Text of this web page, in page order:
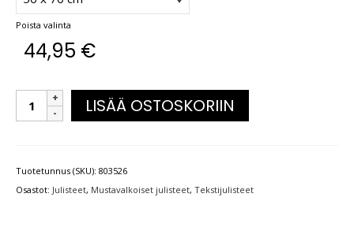
Poista valinta
44,95 €
LISÄÄ OSTOSKORIIN
Tuotetunnus (SKU): 803526
Osastot: Julisteet, Mustavalkoiset julisteet, Tekstijulisteet